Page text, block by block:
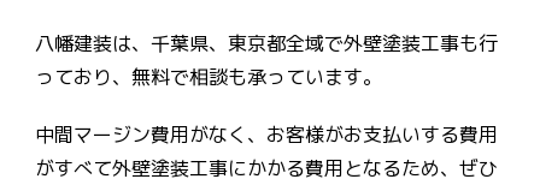
八幡建装は、千葉県、東京都全域で外壁塗装工事も行
っており、無料で相談も承っています。
中間マージン費用がなく、お客様がお支払いする費用
がすべて外壁塗装工事にかかる費用となるため、ぜひ